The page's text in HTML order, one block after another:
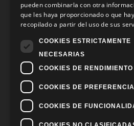
Plaza Monumental
pueden combinarla con otra
que les haya proporcionado o que
recopilado a partir del uso de sus
COOKIES ESTRICTAMENTE
NECESARIAS
COOKIES DE RENDIMIENTO
COOKIES DE
COOKIES DE